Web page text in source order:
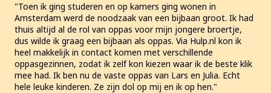
Toen ik ging studeren en op kamers ging wonen in
Amsterdam werd de noodzaak van een bijbaan groot. Ik had
thuis altijd al de rol van oppas voor mijn jongere broertje,
dus wilde ik graag een bijbaan als oppas. Via Hulp.nl kon ik
heel makkelijk in contact komen met verschillende
oppasgezinnen, zodat ik zelf kon kiezen waar ik de beste klik
mee had. Ik ben nu de vaste oppas van Lars en Julia. Echt
hele leuke kinderen. Ze zijn dol op mij en ik op hen.